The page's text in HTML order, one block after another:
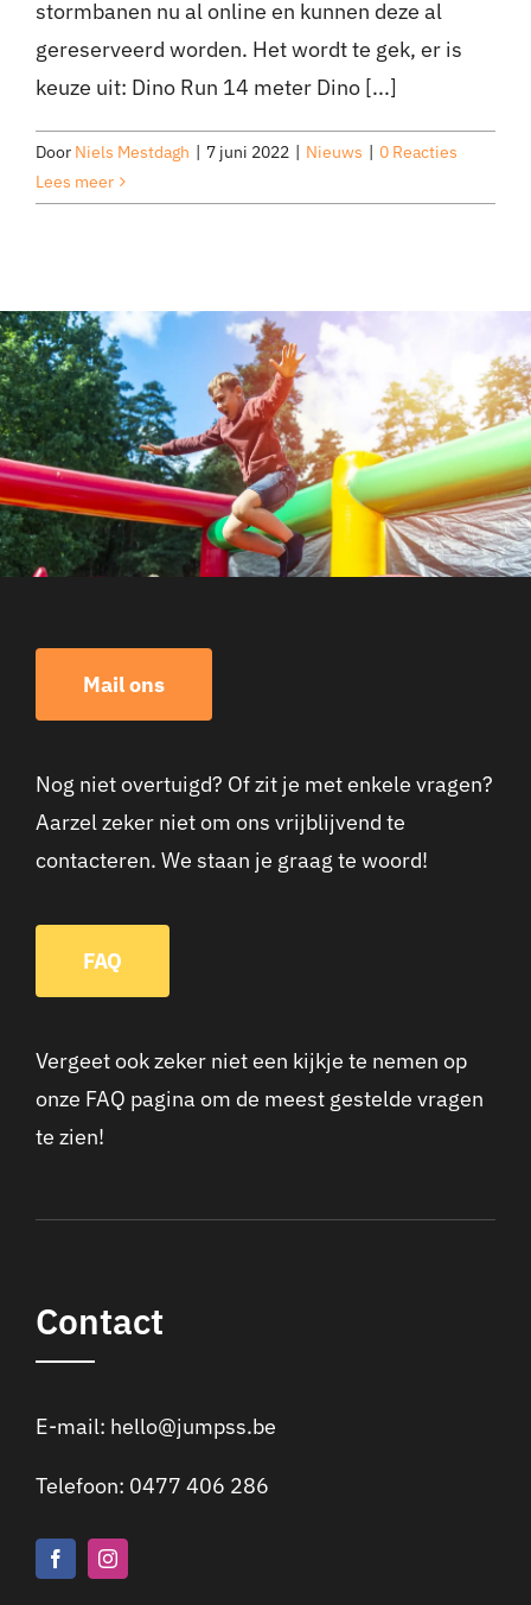
stormbanen nu al online en kunnen deze al
gereserveerd worden. Het wordt te gek, er is
keuze uit: Dino Run 14 meter Dino [...]
Door Niels Mestdagh | 7 juni 2022 | Nieuws | 0 Reacties
Lees meer
Mail ons
Nog niet overtuigd? Of zit je met enkele vragen?
Aarzel zeker niet om ons vrijblijvend te
contacteren. We staan je graag te woord!
FAQ
Vergeet ook zeker niet een kijkje te nemen op
onze FAQ pagina om de meest gestelde vragen
te zien!
Contact
E-mail: hello@jumpss.be
Telefoon: 0477 406 286